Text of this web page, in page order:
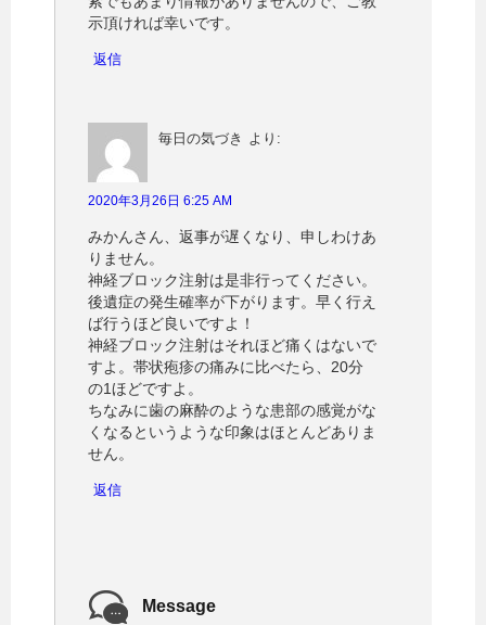
示頂ければ幸いです。
返信
毎日の気づき より:
2020年3月26日 6:25 AM
みかんさん、返事が遅くなり、申しわけあ
りません。
神経ブロック注射は是非行ってください。
後遺症の発生確率が下がります。早く行え
ば行うほど良いですよ！
神経ブロック注射はそれほど痛くはないで
すよ。帯状疱疹の痛みに比べたら、20分
の1ほどですよ。
ちなみに歯の麻酔のような患部の感覚がな
くなるというような印象はほとんどありま
せん。
返信
Message